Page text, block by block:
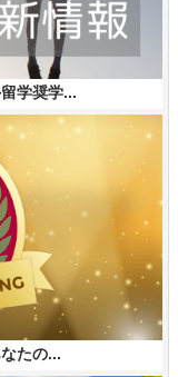
学奨学...
たの...